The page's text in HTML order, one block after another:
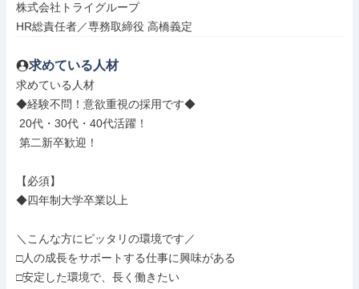
株式会社トライグループ
HR総責任者／専務取締役 高橋義定
求めている人材
求めている人材
◆経験不問！意欲重視の採用です◆
【必須】
◆四年制大学卒業以上
＼こんな方にピッタリの環境です／
□人の成長をサポートする仕事に興味がある
□安定した環境で、長く働きたい